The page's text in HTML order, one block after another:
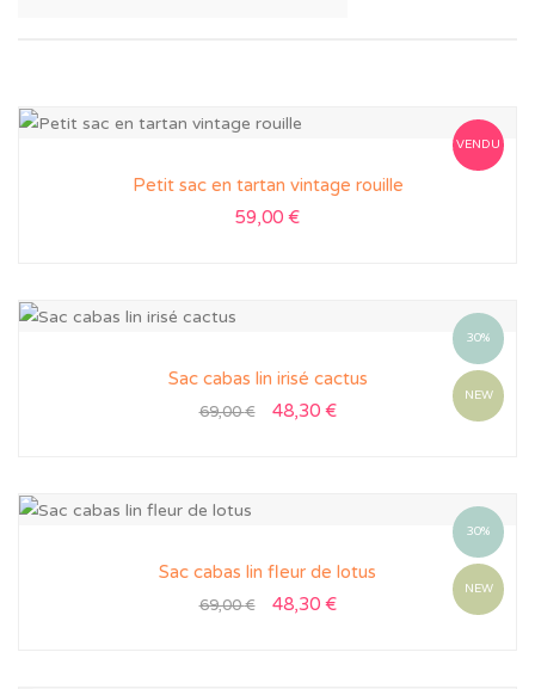
VENDU
Petit sac en tartan vintage rouille
59,00 €
30%
NEW
Sac cabas lin irisé cactus
69,00€ 48,30 €
30%
NEW
Sac cabas lin fleur de lotus
69,00€ 48,30 €